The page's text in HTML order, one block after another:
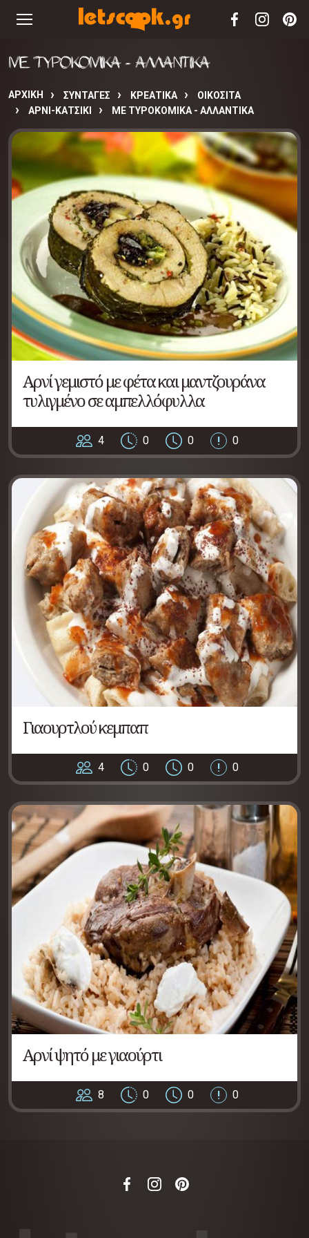
ΜΕ ΤΥΡΟΚΟΜΙΚΑ - ΑΛΛΑΝΤΙΚΑ
ΑΡΧΙΚΉ ΣΥΝΤΑΓΈΣ ΚΡΕΑΤΙΚΑ
ΟΙΚΟΣΙΤΑ
ΑΡΝΙ-ΚΑΤΣΙΚΙ
ΜΕ ΤΥΡΟΚΟΜΙΚΑ - ΑΛΛΑΝΤΙΚΑ
Αρνί γεμιστό με φέτα και μαντζουράνα
τυλιγμένο σε αμπελλόφυλλα
4 0 0 0
Γιαουρτλού κεμπαπ
4 0 0 0
Αρνί ψητό με γιαούρτι
8 0 0 0